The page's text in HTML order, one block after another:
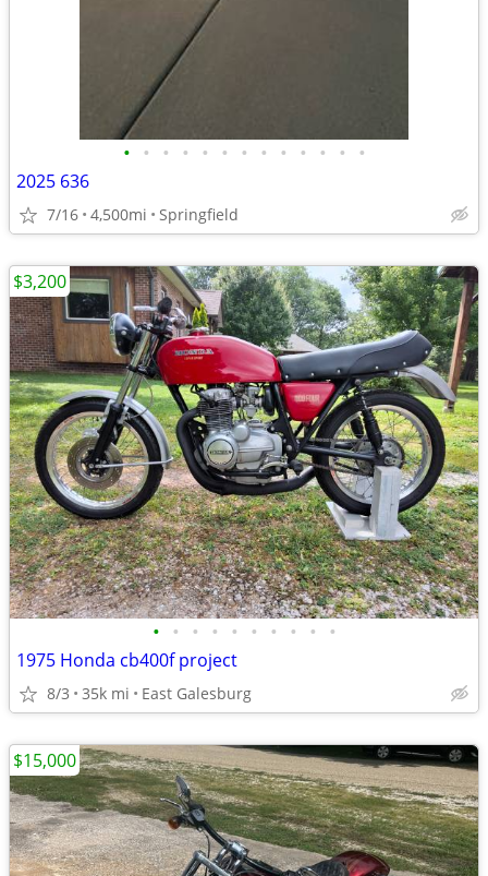
• • • • • • • • • • • • •
2025 636
7/16 4,500mi Springfield
• • • • • • • • • •
1975 Honda cb400f project
8/3 35k mi East Galesburg
$3,200
$15,000